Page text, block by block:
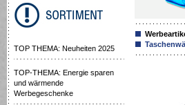
TOP THEMA: Neuheiten 2025
TOP-THEMA: Energie sparen
und wärmende
Werbegeschenke